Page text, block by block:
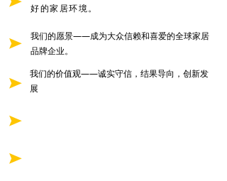
好的家居环境。
我们的愿景——成为大众信赖和喜爱的全球家居
品牌企业。
我们的价值观——诚实守信，结果导向，创新发
展